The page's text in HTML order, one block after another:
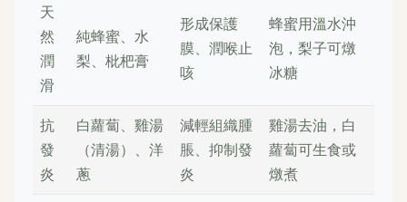
天
然
潤
滑
純蜂蜜、水
梨、枇杷膏
形成保護
膜、潤喉止
咳
蜂蜜用溫水沖
泡，梨子可燉
冰糖
抗
發
炎
白蘿蔔、雞湯
（清湯）、洋
蔥
減輕組織腫
脹、抑制發
炎
雞湯去油，白
蘿蔔可生食或
燉煮